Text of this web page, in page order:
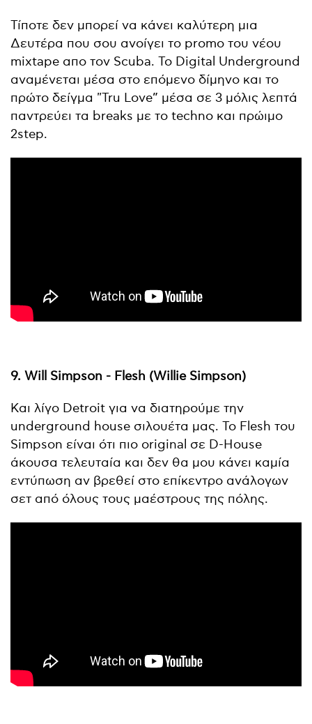
Τίποτε δεν μπορεί να κάνει καλύτερη μια
Δευτέρα που σου ανοίγει το promo του νέου
mixtape απο τον Scuba. To Digital Underground
αναμένεται μέσα στο επόμενο δίμηνο και το
πρώτο δείγμα "Tru Love” μέσα σε 3 μόλις λεπτά
παντρεύει τα breaks με το techno και πρώιμο
2step.
9. Will Simpson - Flesh (Willie Simpson)
Και λίγο Detroit για να διατηρούμε την
underground house σιλουέτα μας. Το Flesh του
Simpson είναι ότι πιο original σε D-House
άκουσα τελευταία και δεν θα μου κάνει καμία
εντύπωση αν βρεθεί στο επίκεντρο ανάλογων
σετ από όλους τους μαέστρους της πόλης.